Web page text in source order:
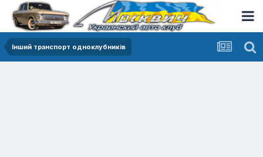
Інший транспорт одноклубників